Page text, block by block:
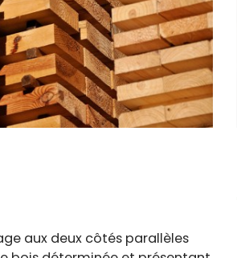
aux deux côtés parallèles